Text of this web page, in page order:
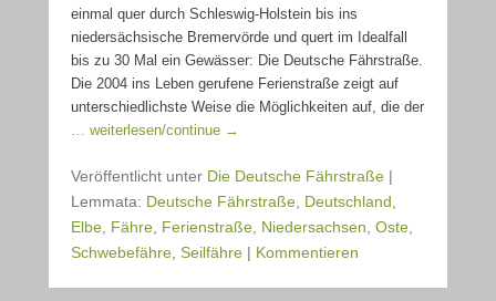
einmal quer durch Schleswig-Holstein bis ins
niedersächsische Bremervörde und quert im Idealfall
bis zu 30 Mal ein Gewässer: Die Deutsche Fährstraße.
Die 2004 ins Leben gerufene Ferienstraße zeigt auf
unterschiedlichste Weise die Möglichkeiten auf, die der
… weiterlesen/continue →
Veröffentlicht unter Die Deutsche Fährstraße |
Lemmata: Deutsche Fährstraße Deutschland
Elbe Fähre Ferienstraße Niedersachsen Oste
Schwebefähre Seilfähre | Kommentieren